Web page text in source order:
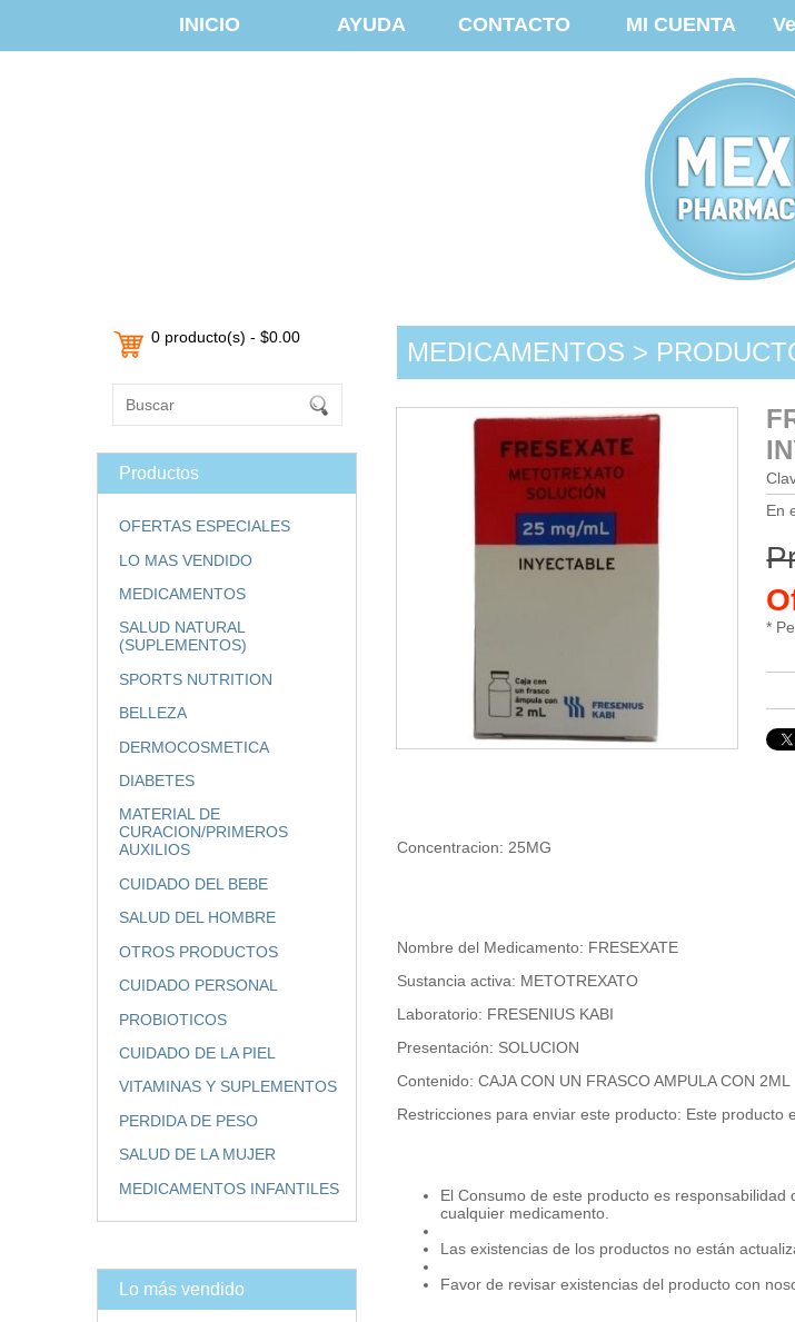
INICIO AYUDA CONTACTO MI CUENTA
0 producto(s) - $0.00
Productos
OFERTAS ESPECIALES
LO MAS VENDIDO
MEDICAMENTOS
SALUD NATURAL
(SUPLEMENTOS)
SPORTS NUTRITION
BELLEZA
DERMOCOSMETICA
DIABETES
MATERIAL DE
CURACION/PRIMEROS
AUXILIOS
CUIDADO DEL BEBE
SALUD DEL HOMBRE
OTROS PRODUCTOS
CUIDADO PERSONAL
PROBIOTICOS
CUIDADO DE LA PIEL
VITAMINAS Y SUPLEMENTOS
PERDIDA DE PESO
SALUD DE LA MUJER
MEDICAMENTOS INFANTILES
Lo más vendido
MEDICAMENTOS >
En
*
Concentracion: 25MG
Nombre del Medicamento: FRESEXATE
Sustancia activa: METOTREXATO
Laboratorio: FRESENIUS KABI
Presentación: SOLUCION
Contenido: CAJA CON UN FRASCO AMPULA CON 2ML
Restricciones para enviar este producto: Este
El Consumo de este producto es
cualquier medicamento.
Las existencias de los productos no están
Favor de revisar existencias del producto con